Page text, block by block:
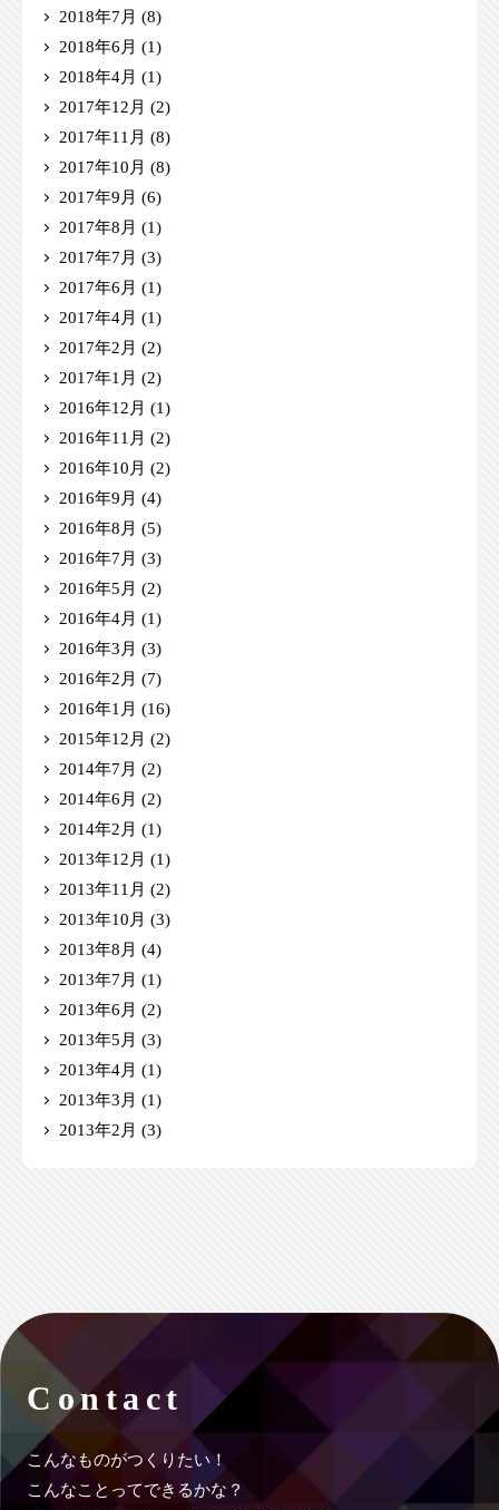
2018年7月 (8)
2018年6月 (1)
2018年4月 (1)
2017年12月 (2)
2017年11月 (8)
2017年10月 (8)
2017年9月 (6)
2017年8月 (1)
2017年7月 (3)
2017年6月 (1)
2017年4月 (1)
2017年2月 (2)
2017年1月 (2)
2016年12月 (1)
2016年11月 (2)
2016年10月 (2)
2016年9月 (4)
2016年8月 (5)
2016年7月 (3)
2016年5月 (2)
2016年4月 (1)
2016年3月 (3)
2016年2月 (7)
2016年1月 (16)
2015年12月 (2)
2014年7月 (2)
2014年6月 (2)
2014年2月 (1)
2013年12月 (1)
2013年11月 (2)
2013年10月 (3)
2013年8月 (4)
2013年7月 (1)
2013年6月 (2)
2013年5月 (3)
2013年4月 (1)
2013年3月 (1)
2013年2月 (3)
Contact
こんなものがつくりたい！
こんなことってできるかな？